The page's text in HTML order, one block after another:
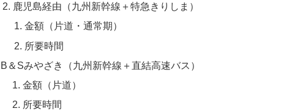
鹿児島経由（九州新幹線＋特急きりしま）
金額（片道・通常期）
所要時間
B＆Sみやざき（九州新幹線＋直結高速バス）
金額（片道）
所要時間